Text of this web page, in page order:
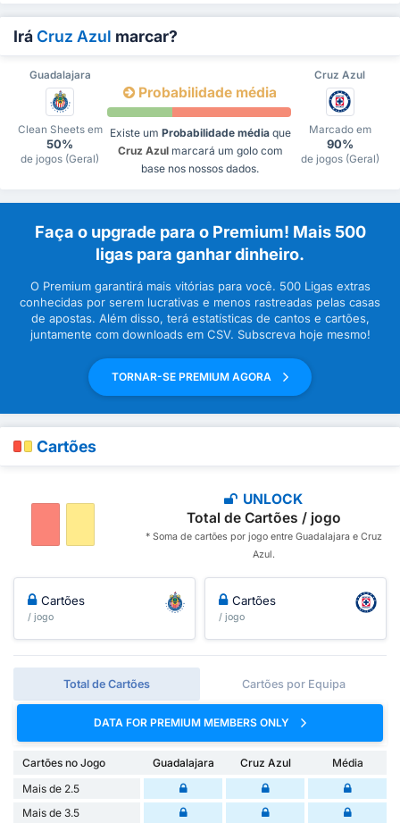
Irá Cruz Azul marcar?
Guadalajara Cruz Azul
Clean Sheets em
50%
de jogos (Geral)
Probabilidade média
Existe um Probabilidade médiaque
Cruz Azulmarcará um golo com
base nos nossos dados.
Marcado em
90%
de jogos (Geral)
Faça o upgrade para o Premium! Mais 500
ligas para ganhar dinheiro.
O Premium garantirá mais vitórias para você. 500 Ligas extras
conhecidas por serem lucrativas e menos rastreadas pelas casas
de apostas. Além disso, terá estatísticas de cantos e cartões,
juntamente com downloads em CSV. Subscreva hoje mesmo!
TORNAR-SE PREMIUM AGORA
Cartões
UNLOCK
Total de Cartões / jogo
* Soma de cartões por jogo entre Guadalajara e Cruz
Azul.
Cartões
/ jogo
Cartões
/ jogo
Total de Cartões Cartões por Equipa
DATA FOR PREMIUM MEMBERS ONLY
Cartões no Jogo Guadalajara Cruz Azul
Média
Mais de 2.5
Mais de 3.5